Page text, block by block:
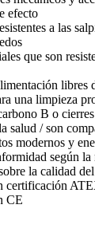
efecto
a las
que son
libres
una limpieza
B o
salud / son
modernos y
según
la calidad
certificación
CE